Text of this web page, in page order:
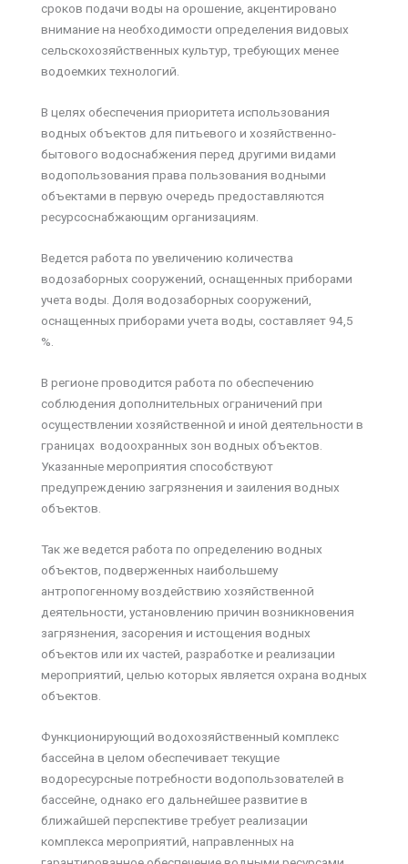
сроков подачи воды на орошение, акцентировано
внимание на необходимости определения видовых
сельскохозяйственных культур, требующих менее
водоемких технологий.
В целях обеспечения приоритета использования
водных объектов для питьевого и хозяйственно-
бытового водоснабжения перед другими видами
водопользования права пользования водными
объектами в первую очередь предоставляются
ресурсоснабжающим организациям.
Ведется работа по увеличению количества
водозаборных сооружений, оснащенных приборами
учета воды. Доля водозаборных сооружений,
оснащенных приборами учета воды, составляет 94,5
%.
В регионе проводится работа по обеспечению
соблюдения дополнительных ограничений при
осуществлении хозяйственной и иной деятельности в
границах водоохранных зон водных объектов.
Указанные мероприятия способствуют
предупреждению загрязнения и заиления водных
объектов.
Так же ведется работа по определению водных
объектов, подверженных наибольшему
антропогенному воздействию хозяйственной
деятельности, установлению причин возникновения
загрязнения, засорения и истощения водных
объектов или их частей, разработке и реализации
мероприятий, целью которых является охрана водных
объектов.
Функционирующий водохозяйственный комплекс
бассейна в целом обеспечивает текущие
водоресурсные потребности водопользователей в
бассейне, однако его дальнейшее развитие в
ближайшей перспективе требует реализации
комплекса мероприятий, направленных на